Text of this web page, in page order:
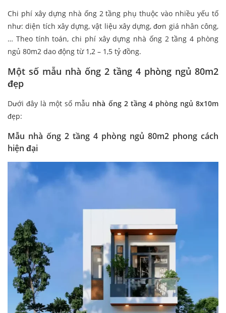
Chi phí xây dựng nhà ống 2 tầng phụ thuộc vào nhiều yếu tố
như: diện tích xây dựng, vật liệu xây dựng, đơn giá nhân công,
… Theo tính toán, chi phí xây dựng nhà ống 2 tầng 4 phòng
ngủ 80m2 dao động từ 1,2 – 1,5 tỷ đồng.
Một số mẫu nhà ống 2 tầng 4 phòng ngủ 80m2
đẹp
Dưới đây là một số mẫu nhà ống 2 tầng 4 phòng ngủ 8x10m
đẹp:
Mẫu nhà ống 2 tầng 4 phòng ngủ 80m2 phong cách
hiện đại